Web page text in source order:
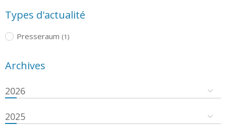
Types d'actualité
Presseraum (1)
Archives
2026
2025